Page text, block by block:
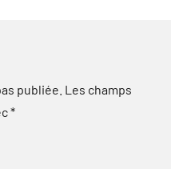
publiée. Les champs
*